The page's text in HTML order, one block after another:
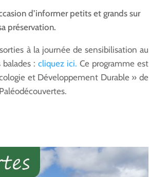
d’informer petits et grands sur
préservation.
à la journée de sensibilisation au
: cliquez ici. Ce programme est
et Développement Durable » de